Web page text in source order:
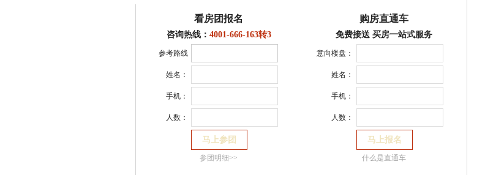
看房团报名
咨询热线： 4001-666-163转3
参考路线
姓名：
手机：
人数：
参团明细>>
购房直通车
免费接送 买房一站式服务
意向楼盘：
姓名：
手机：
人数：
什么是直通车